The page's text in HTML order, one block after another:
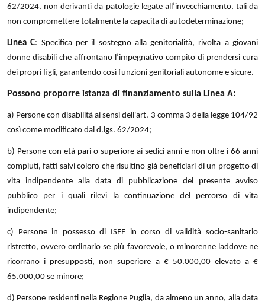
62/2024, non derivanti da patologie legate all’invecchiamento, tali da
non compromettere totalmente la capacita di autodeterminazione;
Linea C: Specifica per il sostegno alla genitorialità, rivolta a giovani
donne disabili che affrontano l’impegnativo compito di prendersi cura
dei propri figli, garantendo così funzioni genitoriali autonome e sicure.
Possono proporre istanza di finanziamento sulla Linea A:
a) Persone con disabilità ai sensi dell'art. 3 comma 3 della legge 104/92
così come modificato dal d.lgs. 62/2024;
b) Persone con età pari o superiore ai sedici anni e non oltre i 66 anni
compiuti, fatti salvi coloro che risultino già beneficiari di un progetto di
vita indipendente alla data di pubblicazione del presente avviso
pubblico per i quali rilevi la continuazione del percorso di vita
indipendente;
c) Persone in possesso di ISEE in corso di validità socio-sanitario
ristretto, ovvero ordinario se più favorevole, o minorenne laddove ne
ricorrano i presupposti, non superiore a € 50.000,00 elevato a €
65.000,00 se minore;
d) Persone residenti nella Regione Puglia, da almeno un anno, alla data